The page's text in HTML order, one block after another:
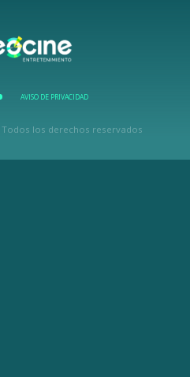
AVISO DE PRIVACIDAD
los derechos reservados